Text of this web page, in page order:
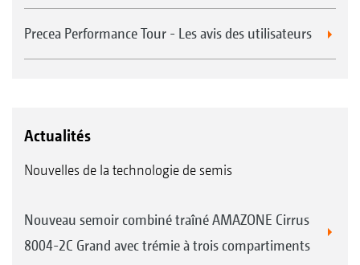
Precea Performance Tour - Les avis des utilisateurs
Actualités
Nouvelles de la technologie de semis
Nouveau semoir combiné traîné AMAZONE Cirrus
8004-2C Grand avec trémie à trois compartiments